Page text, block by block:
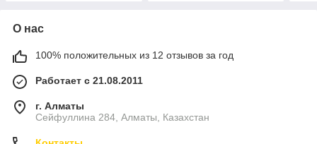
О нас
100% положительных из 12 отзывов за год
Работает с 21.08.2011
г. Алматы
Сейфуллина 284, Алматы, Казахстан